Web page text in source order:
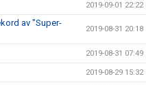
2019-09-01 22:22
av "Super-
2019-08-31 20:18
2019-08-31 07:49
2019-08-29 15:32